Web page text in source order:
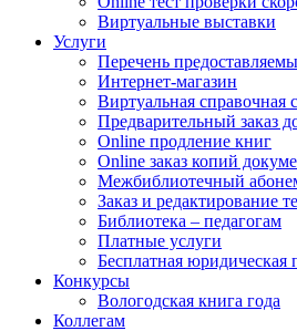
Виртуальные выставки
Услуги
Перечень
Интернет-магазин
Виртуальная справочная
Предварительный заказ
Online продление книг
Online заказ копий
Межбиблиотечный
Заказ и редактирование
Библиотека – педагогам
Платные услуги
Бесплатная юридическая
Конкурсы
Вологодская книга года
Коллегам